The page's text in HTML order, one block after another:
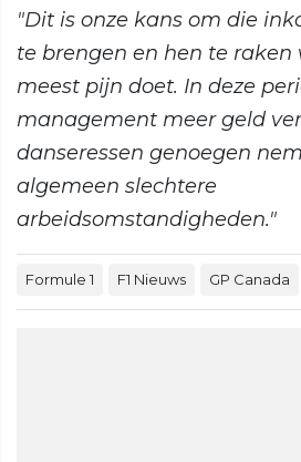
"Dit is onze kans om die
te brengen en hen te
meest pijn doet. In deze
management meer geld
danseressen genoegen
algemeen slechtere
arbeidsomstandigheden."
Formule 1 F1 Nieuws GP Canada